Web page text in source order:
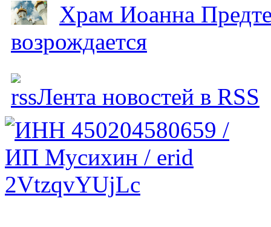
Храм Иоанна
возрождается
Лента новостей в RSS